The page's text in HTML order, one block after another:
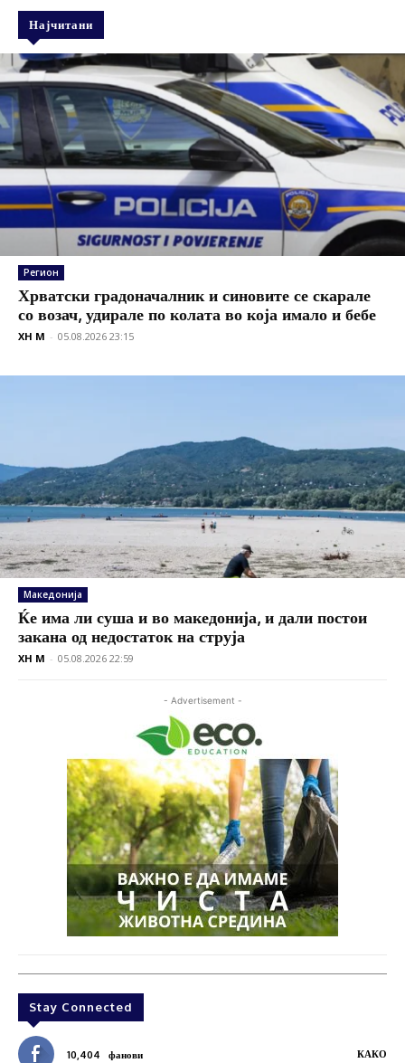
Најчитани
Регион
Хрватски градоначалник и синовите се скарале
со возач, удирале по колата во која имало и бебе
XH M - 05.08.2026 23:15
Македонија
Ќе има ли суша и во македонија, и дали постои
закана од недостаток на струја
XH M - 05.08.2026 22:59
- Advertisement -
Stay Connected
10,404 фанови КАКО